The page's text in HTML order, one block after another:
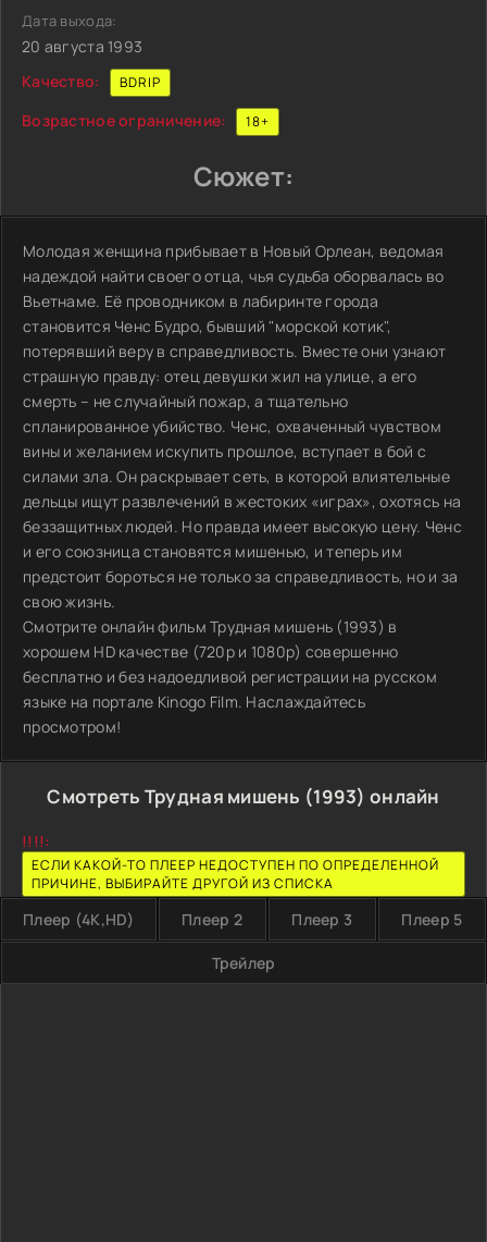
Дата выхода:
20 августа 1993
Качество:
BDRIP
Возрастное ограничение: 18+
Сюжет:
Молодая женщина прибывает в Новый Орлеан, ведомая
надеждой найти своего отца, чья судьба оборвалась во
Вьетнаме. Её проводником в лабиринте города
становится Ченс Будро, бывший "морской котик",
потерявший веру в справедливость. Вместе они узнают
страшную правду: отец девушки жил на улице, а его
смерть – не случайный пожар, а тщательно
спланированное убийство. Ченс, охваченный чувством
вины и желанием искупить прошлое, вступает в бой с
силами зла. Он раскрывает сеть, в которой влиятельные
дельцы ищут развлечений в жестоких «играх», охотясь на
беззащитных людей. Но правда имеет высокую цену. Ченс
и его союзница становятся мишенью, и теперь им
предстоит бороться не только за справедливость, но и за
свою жизнь.
Смотрите онлайн фильм Трудная мишень (1993) в
хорошем HD качестве (720p и 1080p) совершенно
бесплатно и без надоедливой регистрации на русском
языке на портале Kinogo Film. Наслаждайтесь
просмотром!
Смотреть Трудная мишень (1993) онлайн
!!!!:
ЕСЛИ КАКОЙ-ТО ПЛЕЕР НЕДОСТУПЕН ПО ОПРЕДЕЛЕННОЙ
ПРИЧИНЕ, ВЫБИРАЙТЕ ДРУГОЙ ИЗ СПИСКА
Плеер (4K,HD) Плеер 2 Плеер 3 Плеер 5
Трейлер